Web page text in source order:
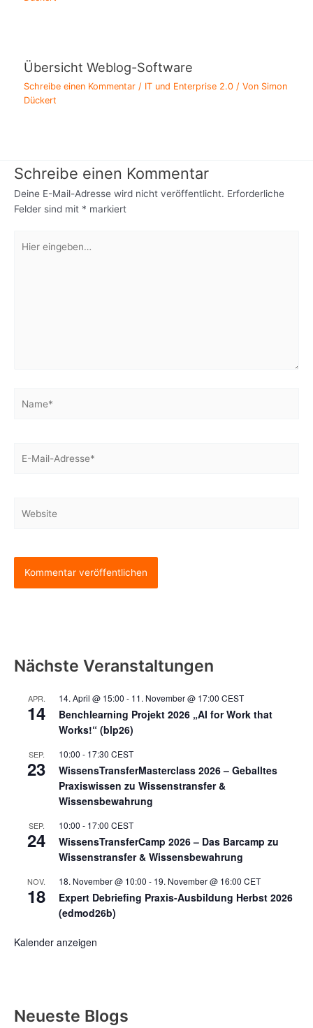
Übersicht Weblog-Software
Schreibe einen Kommentar / IT und Enterprise 2.0 / Von Simon
Dückert
Schreibe einen Kommentar
Deine E-Mail-Adresse wird nicht veröffentlicht. Erforderliche
Felder sind mit * markiert
eingeben…
Mail-
Nächste Veranstaltungen
APR.
14
14. April @ 15:00 - 11. November @ 17:00 CEST
Benchlearning Projekt 2026 „AI for Work that
Works!“ (blp26)
SEP.
23
10:00 - 17:30 CEST
WissensTransferMasterclass 2026 – Geballtes
Praxiswissen zu Wissenstransfer &
Wissensbewahrung
SEP.
24
10:00 - 17:00 CEST
WissensTransferCamp 2026 – Das Barcamp zu
Wissenstransfer & Wissensbewahrung
NOV.
18
18. November @ 10:00 - 19. November @ 16:00 CET
Expert Debriefing Praxis-Ausbildung Herbst 2026
(edmod26b)
Kalender anzeigen
Neueste Blogs